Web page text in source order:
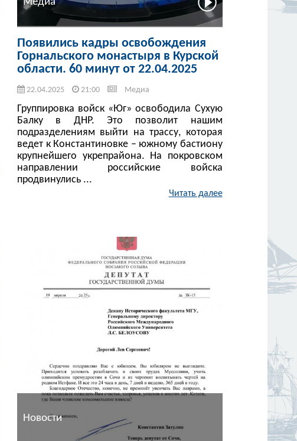
Появились кадры освобождения
Горнальского монастыря в Курской
области. 60 минут от 22.04.2025
22.04.2025 21:00 Медиа
Группировка войск «Юг» освободила Сухую
Балку в ДНР. Это позволит нашим
подразделениям выйти на трассу, которая
ведет к Константиновке – южному бастиону
крупнейшего укрепрайона. На покровском
направлении российские войска
продвинулись ...
Читать далее
Новости